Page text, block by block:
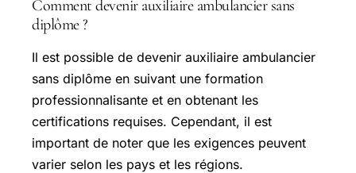
Comment devenir auxiliaire ambulancier sans
diplôme ?
Il est possible de devenir auxiliaire ambulancier
sans diplôme en suivant une formation
professionnalisante et en obtenant les
certifications requises. Cependant, il est
important de noter que les exigences peuvent
varier selon les pays et les régions.